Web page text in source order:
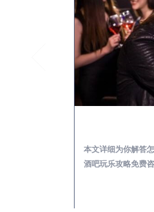
本文详细为你解答
酒吧玩乐攻略免费